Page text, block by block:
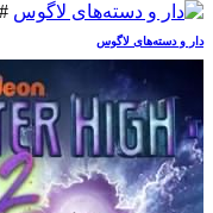
دار و دسته‌های لاگوس